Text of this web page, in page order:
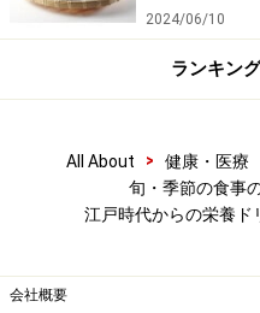
カップ1杯の甘酒に、レ
汁を大さじ１ほどプラス
※記事内容は執筆時点のもの
断・治療行為ではありません
切な医療機関での受診をおす
2024/06/10
ランキン
All About > 健康・医療
旬・季節の食事
江戸時代からの栄養
会社概要